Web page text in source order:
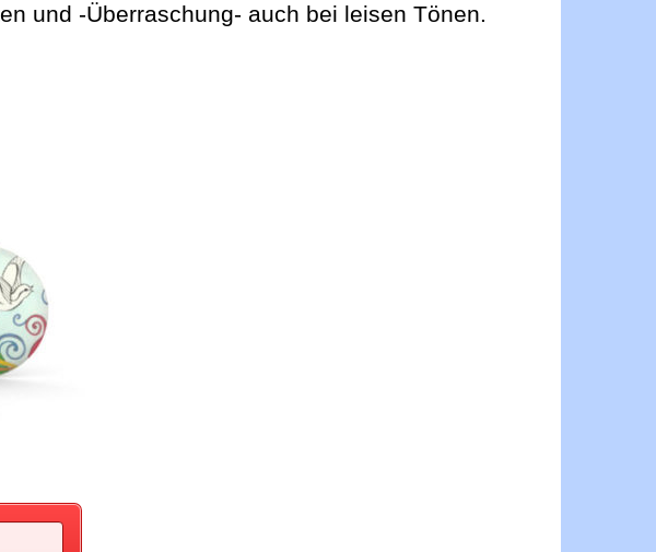
und -Überraschung- auch bei leisen Tönen.